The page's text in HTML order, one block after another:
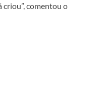
comentou o